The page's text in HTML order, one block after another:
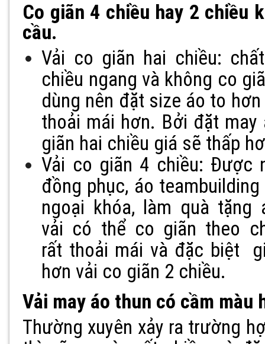
Co giãn 4 chiều hay 2 chiều
cầu.
Vải co giãn hai chiều:
chiều ngang và không co
dùng nên đặt size áo to
thoải mái hơn. Bởi đặt
giãn hai chiều giá sẽ thấp
Vải co giãn 4 chiều: Được
đồng phục, áo
ngoại khóa, làm quà
vải có thể co giãn theo
rất thoải mái và đặc biệt
hơn vải co giãn 2 chiều.
Vải may áo thun có cầm màu
Thường xuyên xảy ra trường